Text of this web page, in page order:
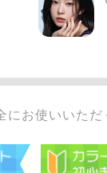
にお使いいただ